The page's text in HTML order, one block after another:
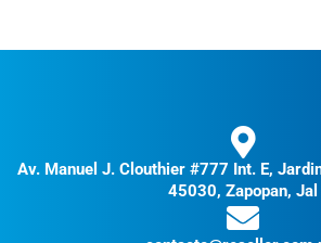
Av. Manuel J. Clouthier #777 Int. E,
45030, Zapopan, Jal